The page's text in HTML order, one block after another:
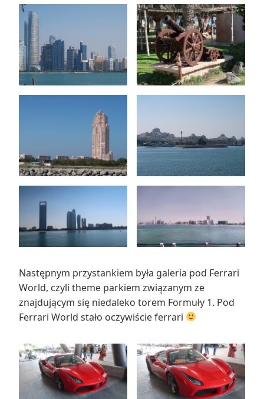
Następnym przystankiem była galeria pod Ferrari
World, czyli theme parkiem związanym ze
znajdującym się niedaleko torem Formuły 1. Pod
Ferrari World stało oczywiście ferrari